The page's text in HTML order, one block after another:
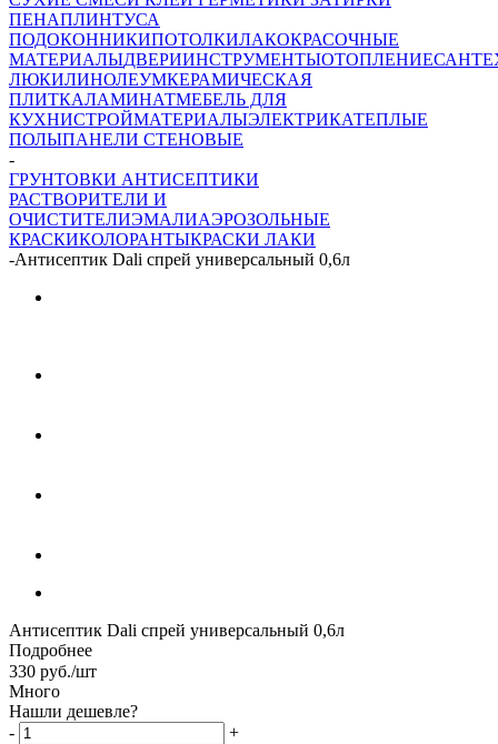
ПЕНАПЛИНТУСА
ПОДОКОННИКИПОТОЛКИЛАКОКРАСОЧНЫЕ
МАТЕРИАЛЫДВЕРИИНСТРУМЕНТЫОТОПЛЕНИЕ
ЛЮКИЛИНОЛЕУМКЕРАМИЧЕСКАЯ
ПЛИТКАЛАМИНАТМЕБЕЛЬ ДЛЯ
КУХНИСТРОЙМАТЕРИАЛЫЭЛЕКТРИКАТЕПЛЫЕ
ПОЛЫПАНЕЛИ СТЕНОВЫЕ
-
ГРУНТОВКИ АНТИСЕПТИКИ
РАСТВОРИТЕЛИ И
ОЧИСТИТЕЛИЭМАЛИАЭРОЗОЛЬНЫЕ
КРАСКИКОЛОРАНТЫКРАСКИ ЛАКИ
-Антисептик Dali спрей универсальный 0,6л
Антисептик Dali спрей универсальный 0,6л
Подробнее
330 руб./шт
Много
Нашли дешевле?
-
+